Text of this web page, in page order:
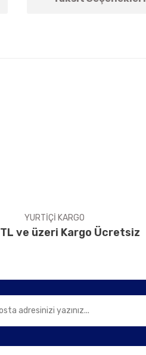
YURTİÇİ KARGO
ve üzeri Kargo Ücretsiz